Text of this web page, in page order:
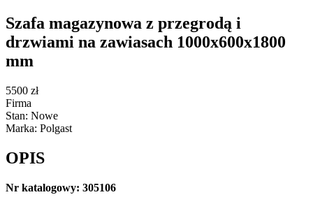
Szafa magazynowa z przegrodą i
drzwiami na zawiasach 1000x600x1800
mm
5500 zł
Firma
Stan: Nowe
Marka: Polgast
OPIS
Nr katalogowy: 305106